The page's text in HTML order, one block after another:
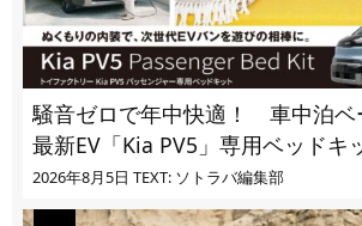
騒音ゼロで年中快適！ 車中泊ベ
最新EV「Kia PV5」専用ベッドキ
2026年8月5日 TEXT: ソトラバ編集部